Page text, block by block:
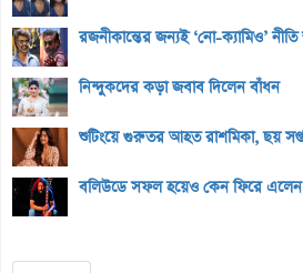
রজনীকান্তের জন্যই ‘নো-ক্যামিও’
নিন্দুকদের কড়া জবাব দিলেন বাঁধন
শুটিংয়ে গুরুতর আহত রাশমিকা, ছয়
বলিউডে সফল হয়েও কেন ফিরে